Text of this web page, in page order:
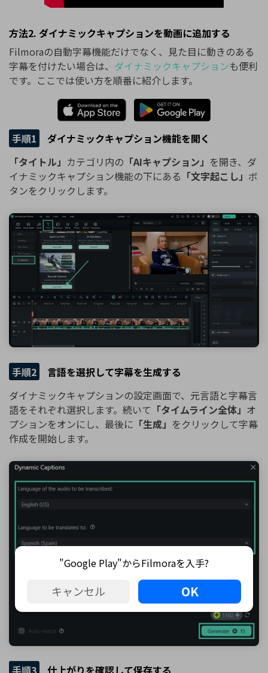
方法2. ダイナミックキャプションを動画に追加する
Filmoraの自動字幕機能だけでなく、見た目に動きのある
字幕を付けたい場合は、 ダイナミックキャプションも便利
です。ここでは使い方を順番に紹介します。
手順1
ダイナミックキャプション機能を開く
「タイトル」 カテゴリ内の 「AIキャプション」 を開き、ダ
イナミックキャプション機能の下にある 「文字起こし」 ボ
タンをクリックします。
手順2
言語を選択して字幕を生成する
ダイナミックキャプションの設定画面で、元言語と字幕言
語をそれぞれ選択します。続いて 「タイムライン全体」 オ
プションをオンにし、最後に 「生成」 をクリックして字幕
作成を開始します。
"Google Play"からFilmoraを入手?
キャンセル OK